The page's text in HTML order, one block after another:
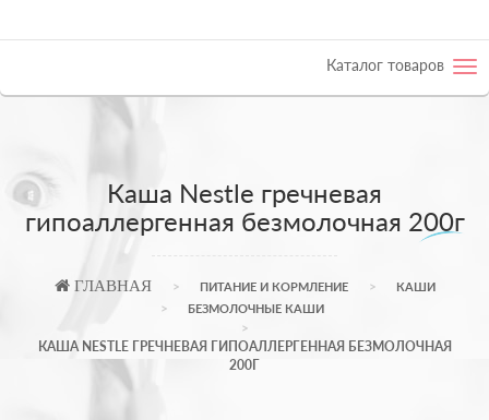
Каталог товаров
Каша Nestle гречневая
гипоаллергенная безмолочная 200г
ГЛАВНАЯ ПИТАНИЕ И КОРМЛЕНИЕ
КАШИ
БЕЗМОЛОЧНЫЕ КАШИ
КАША NESTLE ГРЕЧНЕВАЯ ГИПОАЛЛЕРГЕННАЯ БЕЗМОЛОЧНАЯ
200Г